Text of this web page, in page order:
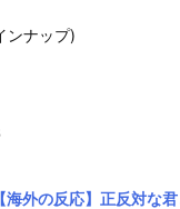
ンナップ)
【海外の反応】正反対な